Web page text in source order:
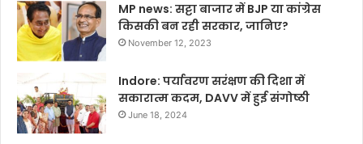
MP news: सट्टा बाजार में BJP या कांग्रेस
किसकी बन रही सरकार, जानिए?
November 12, 2023
Indore: पर्यावरण सरंक्षण की दिशा में
सकारात्म कदम, DAVV में हुई संगोष्ठी
June 18, 2024